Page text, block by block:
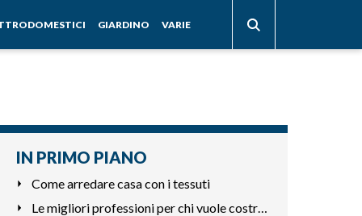
GIARDINO VARIE
IN PRIMO PIANO
Come arredare casa con i tessuti
Le migliori professioni per chi vuole costruire mobili